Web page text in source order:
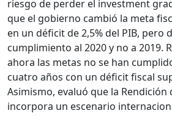
riesgo de perder el investment
que el gobierno cambió la meta
en un déficit de 2,5% del PIB, pero
cumplimiento al 2020 y no a 2019.
ahora las metas no se han
cuatro años con un déficit fiscal
Asimismo, evaluó que la Rendición
incorpora un escenario